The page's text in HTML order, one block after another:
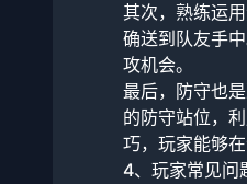
其次，熟练运
确送到队友手
攻机会。
最后，防守也
的防守站位，
巧，玩家能够
4、玩家常见问